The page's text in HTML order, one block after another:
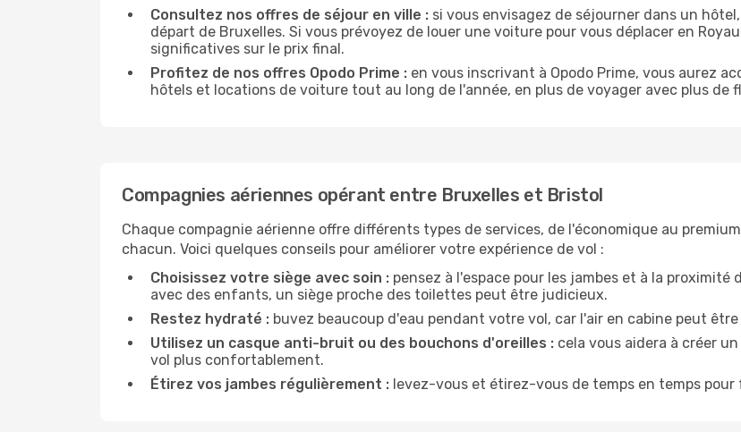
Consultez nos offres de séjour en ville : si vous envisagez de séjourner dans un
départ de Bruxelles. Si vous prévoyez de louer une voiture pour vous déplacer en
significatives sur le prix final.
Profitez de nos offres Opodo Prime : en vous inscrivant à Opodo Prime, vous aurez
hôtels et locations de voiture tout au long de l'année, en plus de voyager avec plus
Compagnies aériennes opérant entre Bruxelles et Bristol
Chaque compagnie aérienne offre différents types de services, de l'économique au
chacun. Voici quelques conseils pour améliorer votre expérience de vol :
Choisissez votre siège avec soin : pensez à l'espace pour les jambes et à la proximité
avec des enfants, un siège proche des toilettes peut être judicieux.
Restez hydraté : buvez beaucoup d'eau pendant votre vol, car l'air en cabine peut
Utilisez un casque anti-bruit ou des bouchons d'oreilles : cela vous aidera à créer
vol plus confortablement.
Étirez vos jambes régulièrement : levez-vous et étirez-vous de temps en temps